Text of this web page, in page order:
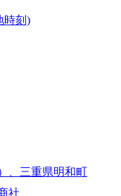
時刻)
、三重県明和町
社